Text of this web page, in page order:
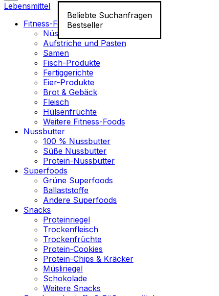
Beliebte Suchanfragen
Bestseller
Lebensmittel
Fitness-Food
Nüsse
Aufstriche und Pasten
Samen
Fisch-Produkte
Fertiggerichte
Eier-Produkte
Brot & Gebäck
Fleisch
Hülsenfrüchte
Weitere Fitness-Foods
Nussbutter
100 % Nussbutter
Süße Nussbutter
Protein-Nussbutter
Superfoods
Grüne Superfoods
Ballaststoffe
Andere Superfoods
Snacks
Proteinriegel
Trockenfleisch
Trockenfrüchte
Protein-Cookies
Protein-Chips & Kräcker
Müsliriegel
Schokolade
Weitere Snacks